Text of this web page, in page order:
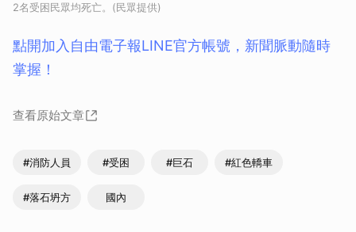
2名受困民眾均死亡。(民眾提供)
點開加入自由電子報LINE官方帳號，新聞脈動隨時
掌握！
查看原始文章
#消防人員 #受困 #巨石 #紅色轎車
#落石坍方 國內